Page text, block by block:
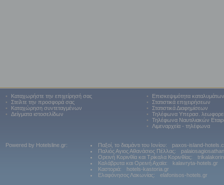
•
Καταχωρήστε την επιχείρησή σας
•
Στείλτε την προσφορά σας
•
Καταχώρηση συντεταγμένων
•
Δείγματα ιστοσελίδων
•
Επισκεψιμότητα καταλυμάτων
•
Στατιστικά επιχειρήσεων
•
Στατιστικά Διαφημίσεων
•
Τηλέφωνα Υπερασ.
•
Τηλέφωνα Ναυτιλιακών
•
Λιμεναρχεία - τηλέφωνα
Powered by Hotelsline.gr: Παξοί, το διαμάντι του Ιονίου:
paxos-island-
Παλιός Αγιος Αθανάσιος Πέλλας:
Ορεινή Κορινθία και Τρίκαλα Κορινθίας:
Καλάβρυτα και Ορεινή Αχαϊα:
kalavryta-hotels.gr
Καστοριά:
hotels-kastoria.gr
Ελαφόνησος Λακωνίας:
elafonisos-hotels.gr